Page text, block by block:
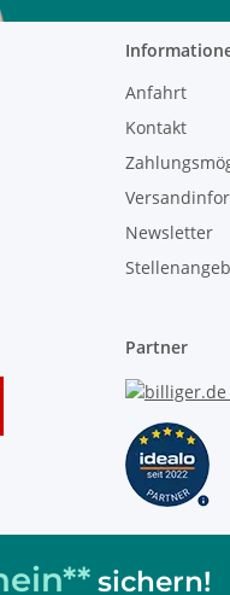
sichern!
Anfahrt
Kontakt
Newsletter
Partner